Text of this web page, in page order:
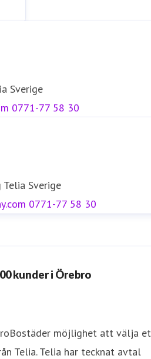
Sverige
0771-77 58 30
Telia Sverige
0771-77 58 30
kunder i Örebro
möjlighet att välja
Telia. Telia har tecknat avtal